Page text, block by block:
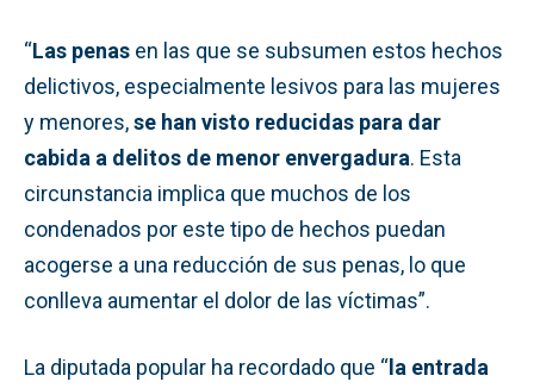
“Las penas en las que se subsumen estos hechos
delictivos, especialmente lesivos para las mujeres
y menores,se han visto reducidas para dar
cabida a delitos de menor envergadura. Esta
circunstancia implica que muchos de los
condenados por este tipo de hechos puedan
acogerse a una reducción de sus penas, lo que
conlleva aumentar el dolor de las víctimas”.
La diputada popular ha recordado que “la entrada